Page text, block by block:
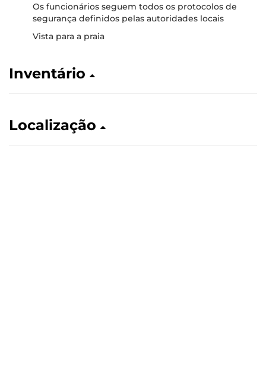
Os funcionários seguem todos os protocolos de
segurança definidos pelas autoridades locais
Vista para a praia
Inventário
Localização